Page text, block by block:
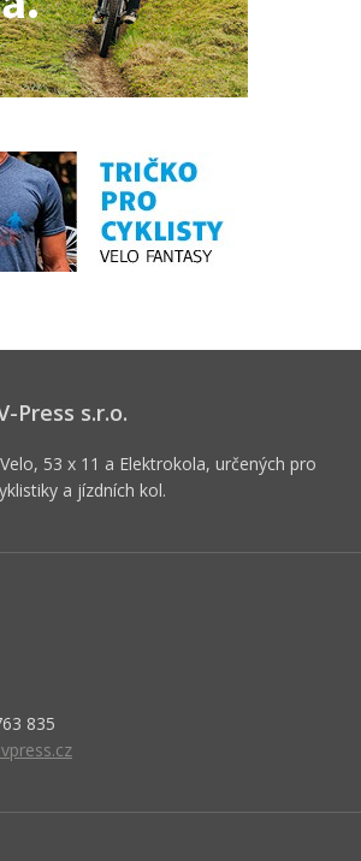
Press s.r.o.
53 x 11 a Elektrokola, určených pro
a jízdních kol.
835